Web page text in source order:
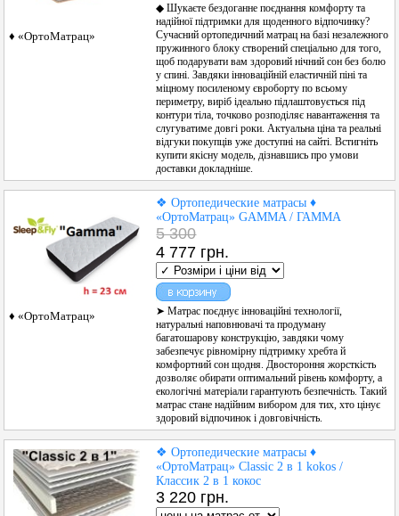
♦ «ОртоМатрац»
◆ Шукаєте бездоганне поєднання комфорту та
надійної підтримки для щоденного відпочинку?
Сучасний ортопедичний матрац на базі незалежного
пружинного блоку створений спеціально для того,
щоб подарувати вам здоровий нічний сон без болю
у спині. Завдяки інноваційній еластичній піні та
міцному посиленому євроборту по всьому
периметру, виріб ідеально підлаштовується під
контури тіла, точково розподіляє навантаження та
слугуватиме довгі роки. Актуальна ціна та реальні
відгуки покупців уже доступні на сайті. Встигніть
купити якісну модель, дізнавшись про умови
доставки докладніше.
♦ «ОртоМатрац»
❖ Ортопедические матрасы ♦
«ОртоМатрац» GAMMA / ГАММА
5 300
4 777 грн.
➤ Матрас поєднує інноваційні технології,
натуральні наповнювачі та продуману
багатошарову конструкцію, завдяки чому
забезпечує рівномірну підтримку хребта й
комфортний сон щодня. Двостороння жорсткість
дозволяє обирати оптимальний рівень комфорту, а
екологічні матеріали гарантують безпечність. Такий
матрас стане надійним вибором для тих, хто цінує
здоровий відпочинок і довговічність.
❖ Ортопедические матрасы ♦
«ОртоМатрац» Classic 2 в 1 kokos /
Классик 2 в 1 кокос
3 220 грн.